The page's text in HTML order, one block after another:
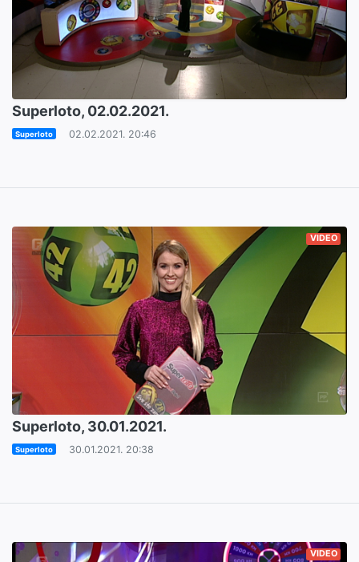
Superloto, 02.02.2021.
Superloto 02.02.2021. 20:46
VIDEO
Superloto, 30.01.2021.
Superloto 30.01.2021. 20:38
VIDEO